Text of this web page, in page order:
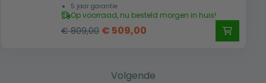
5 jaar garantie
Op voorraad, nu besteld morgen in huis!
€809,00 Oorspronkelijke
€ 809,00.
€ 509,00
€ 509,00.
Volgende